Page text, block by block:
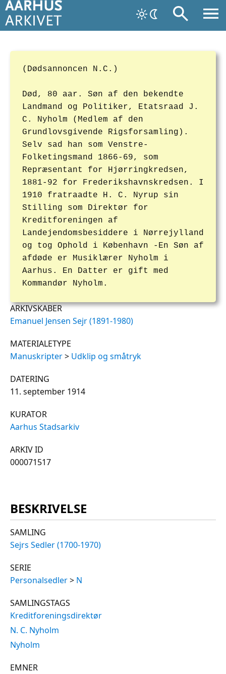
(Dødsannoncen N.C.)
Død, 80 aar. Søn af den bekendte
Landmand og Politiker, Etatsraad J.
C. Nyholm (Medlem af den
Grundlovsgivende Rigsforsamling).
Selv sad han som Venstre-
Folketingsmand 1866-69, som
Repræsentant for Hjørringkredsen,
1881-92 for Frederikshavnskredsen. I
1910 fratraadte H. C. Nyrup sin
Stilling som Direktør for
Kreditforeningen af
Landejendomsbesiddere i Nørrejylland
og tog Ophold i København -En Søn af
afdøde er Musiklærer Nyholm i
Aarhus. En Datter er gift med
Kommandør Nyholm.
ARKIVSKABER
Emanuel Jensen Sejr (1891-1980)
MATERIALETYPE
Manuskripter> Udklip og småtryk
DATERING
11. september 1914
KURATOR
Aarhus Stadsarkiv
ARKIV ID
000071517
BESKRIVELSE
SAMLING
Sejrs Sedler (1700-1970)
SERIE
Personalsedler> N
SAMLINGSTAGS
Kreditforeningsdirektør
N. C. Nyholm
Nyholm
EMNER